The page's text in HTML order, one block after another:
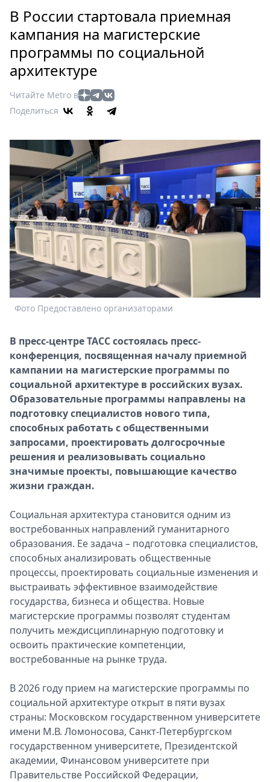
Россия
Мир
Здоровье
Еда
Туризм
Мода
Театр
Афиша
Книги
Выставки
Пресс-
релизы
О
Metro
Стримы
Спецпроекты
Звезды
Выборы
Скачай
Metro
В России стартовала приемная
кампания на магистерские
программы по социальной
архитектуре
Читайте Metro в
Поделиться
Фото Предоставлено организаторами
В пресс-центре ТАСС состоялась пресс-
конференция, посвященная началу приемной
кампании на магистерские программы по
социальной архитектуре в российских вузах.
Образовательные программы направлены на
подготовку специалистов нового типа,
способных работать с общественными
запросами, проектировать долгосрочные
решения и реализовывать социально
значимые проекты, повышающие качество
жизни граждан.
Социальная архитектура становится одним из
востребованных направлений гуманитарного
образования. Ее задача – подготовка специалистов,
способных анализировать общественные
процессы, проектировать социальные изменения и
выстраивать эффективное взаимодействие
государства, бизнеса и общества. Новые
магистерские программы позволят студентам
получить междисциплинарную подготовку и
освоить практические компетенции,
востребованные на рынке труда.
В 2026 году прием на магистерские программы по
социальной архитектуре открыт в пяти вузах
страны: Московском государственном университете
имени М.В. Ломоносова, Санкт-Петербургском
государственном университете, Президентской
академии, Финансовом университете при
Правительстве Российской Федерации,